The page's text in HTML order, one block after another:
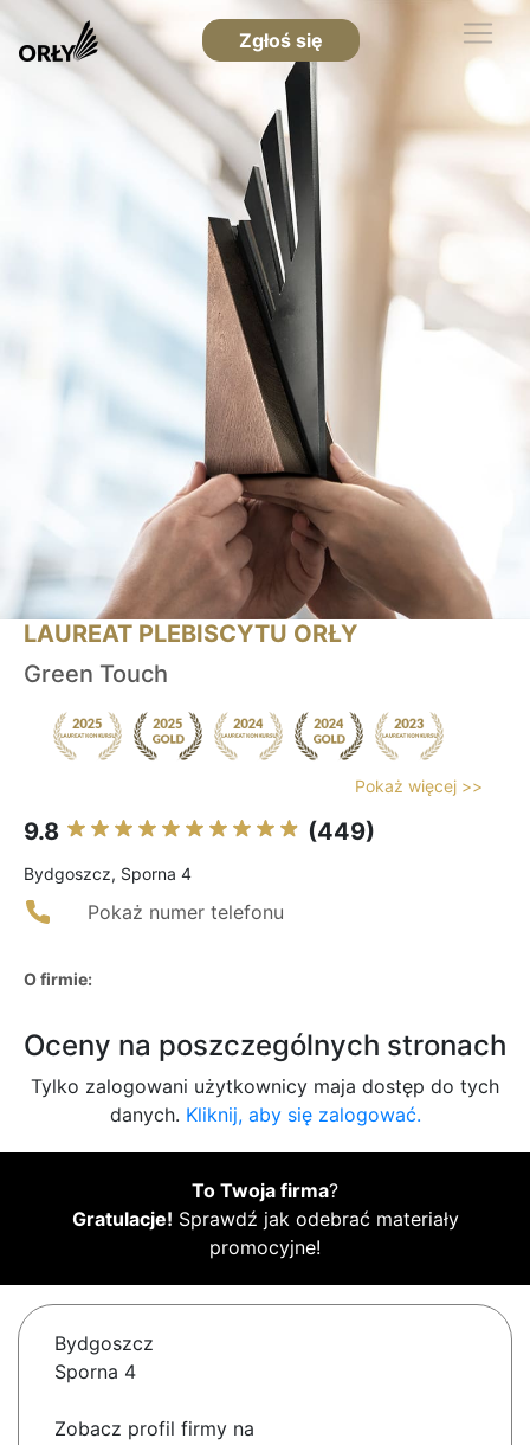
Zgłoś się
LAUREAT PLEBISCYTU ORŁY
Green Touch
Pokaż więcej >>
9.8 (449)
Bydgoszcz, Sporna 4
Pokaż numer telefonu
O firmie:
Oceny na poszczególnych stronach
Tylko zalogowani użytkownicy maja dostęp do tych
danych. Kliknij, aby się zalogować.
To Twoja firma?
Gratulacje! Sprawdź jak odebrać materiały
promocyjne!
Bydgoszcz
Sporna 4
Zobacz profil firmy na